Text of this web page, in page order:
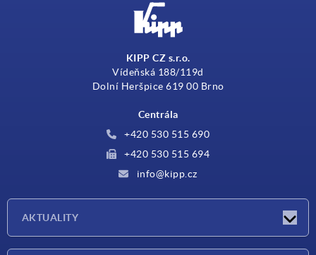
KIPP CZ s.r.o.
Vídeňská 188/119d
Dolní Heršpice 619 00 Brno
Centrála
+420 530 515 690
+420 530 515 694
info@kipp.cz
AKTUALITY